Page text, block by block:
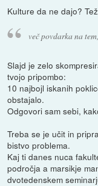
Kulture da ne dajo?
več povdarka na
Slajd je zelo
tvojo pripombo:
10 najbojl iskanih
obstajalo.
Odgovori sam sebi,
Treba se je učit in
bistvo problema.
Kaj ti danes nuca
področja a marsikje
dvotedenskem